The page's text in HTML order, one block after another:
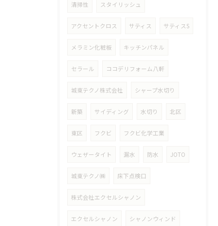
清掃性 スタイリッシュ
アクセントクロス サティス サティスS
メラミン化粧板 キッチンパネル
セラール ココデリフォーム八軒
城東テクノ株式会社 シャープ水切り
新築 サイディング 水切り 北区
東区 フクビ フクビ化学工業
ウェザータイト 漏水 防水 JOTO
城東テクノ㈱ 床下点検口
株式会社エクセルシャノン
エクセルシャノン シャノンウィンド